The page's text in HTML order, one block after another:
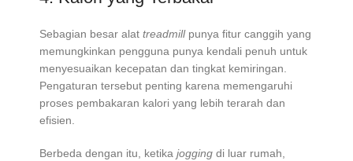
Sebagian besar alat treadmill punya fitur canggih yang
memungkinkan pengguna punya kendali penuh untuk
menyesuaikan kecepatan dan tingkat kemiringan.
Pengaturan tersebut penting karena memengaruhi
proses pembakaran kalori yang lebih terarah dan
efisien.
Berbeda dengan itu, ketika jogging di luar rumah,